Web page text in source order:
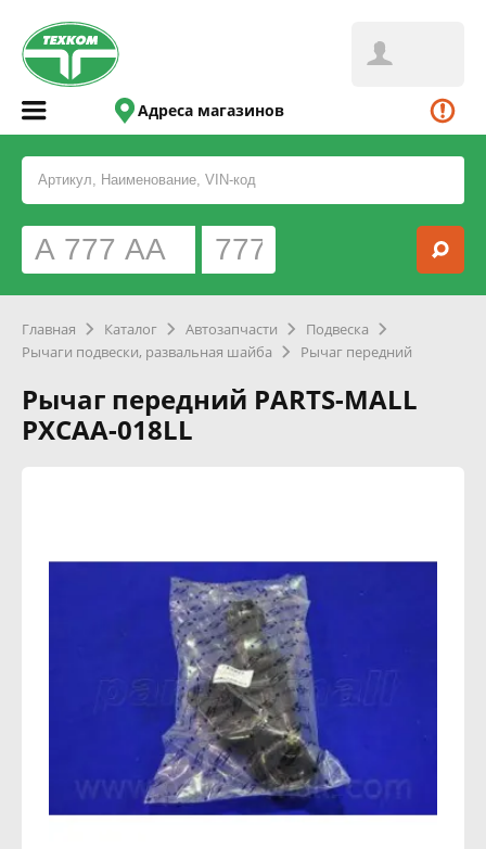
Адреса магазинов
Главная Каталог Автозапчасти
Подвеска
Рычаги подвески, развальная шайба
Рычаг передний
Рычаг передний PARTS-MALL
PXCAA-018LL